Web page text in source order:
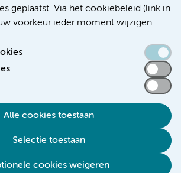
geplaatst. Via het cookiebeleid (link in
voorkeur ieder moment wijzigen.
Alle cookies toestaan
Selectie toestaan
cookies weigeren